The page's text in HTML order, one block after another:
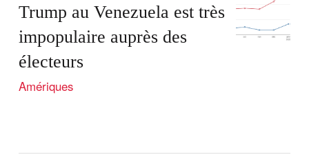
Trump au Venezuela est très
impopulaire auprès des
électeurs
Amériques